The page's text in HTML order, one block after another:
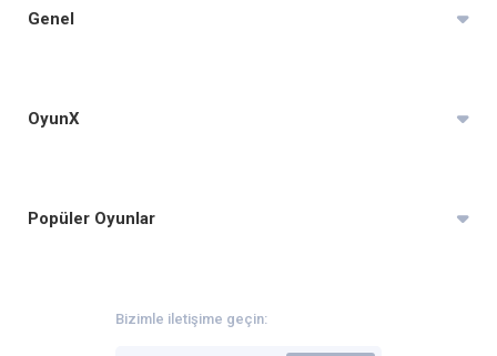
Genel
OyunX
Popüler Oyunlar
Bizimle iletişime geçin: